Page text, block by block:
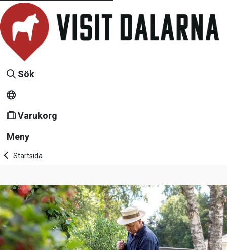
Sök
Varukorg
Meny
Startsida